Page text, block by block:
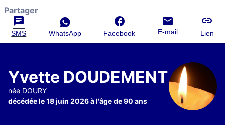
Partager
SMS WhatsApp Facebook E-mail Lien
Yvette DOUDEMENT
née DOURY
décédée le 18 juin 2026 à l'âge de 90 ans